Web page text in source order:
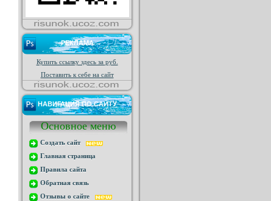
РЕКЛАМА
Купить ссылку здесь за руб.
Поставить к себе на сайт
НАВИГАЦИЯ ПО САЙТУ
Основное меню
Создать сайт
Главная страница
Правила сайта
Обратная связь
Отзывы о сайте